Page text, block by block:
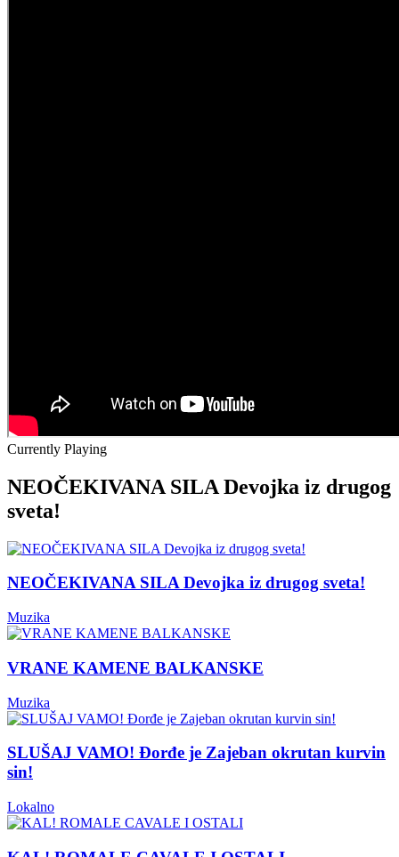
Currently Playing
NEOČEKIVANA SILA Devojka iz drugog
sveta!
NEOČEKIVANA SILA Devojka iz drugog sveta!
Muzika
VRANE KAMENE BALKANSKE
Muzika
SLUŠAJ VAMO! Đorđe je Zajeban okrutan kurvin
sin!
Lokalno